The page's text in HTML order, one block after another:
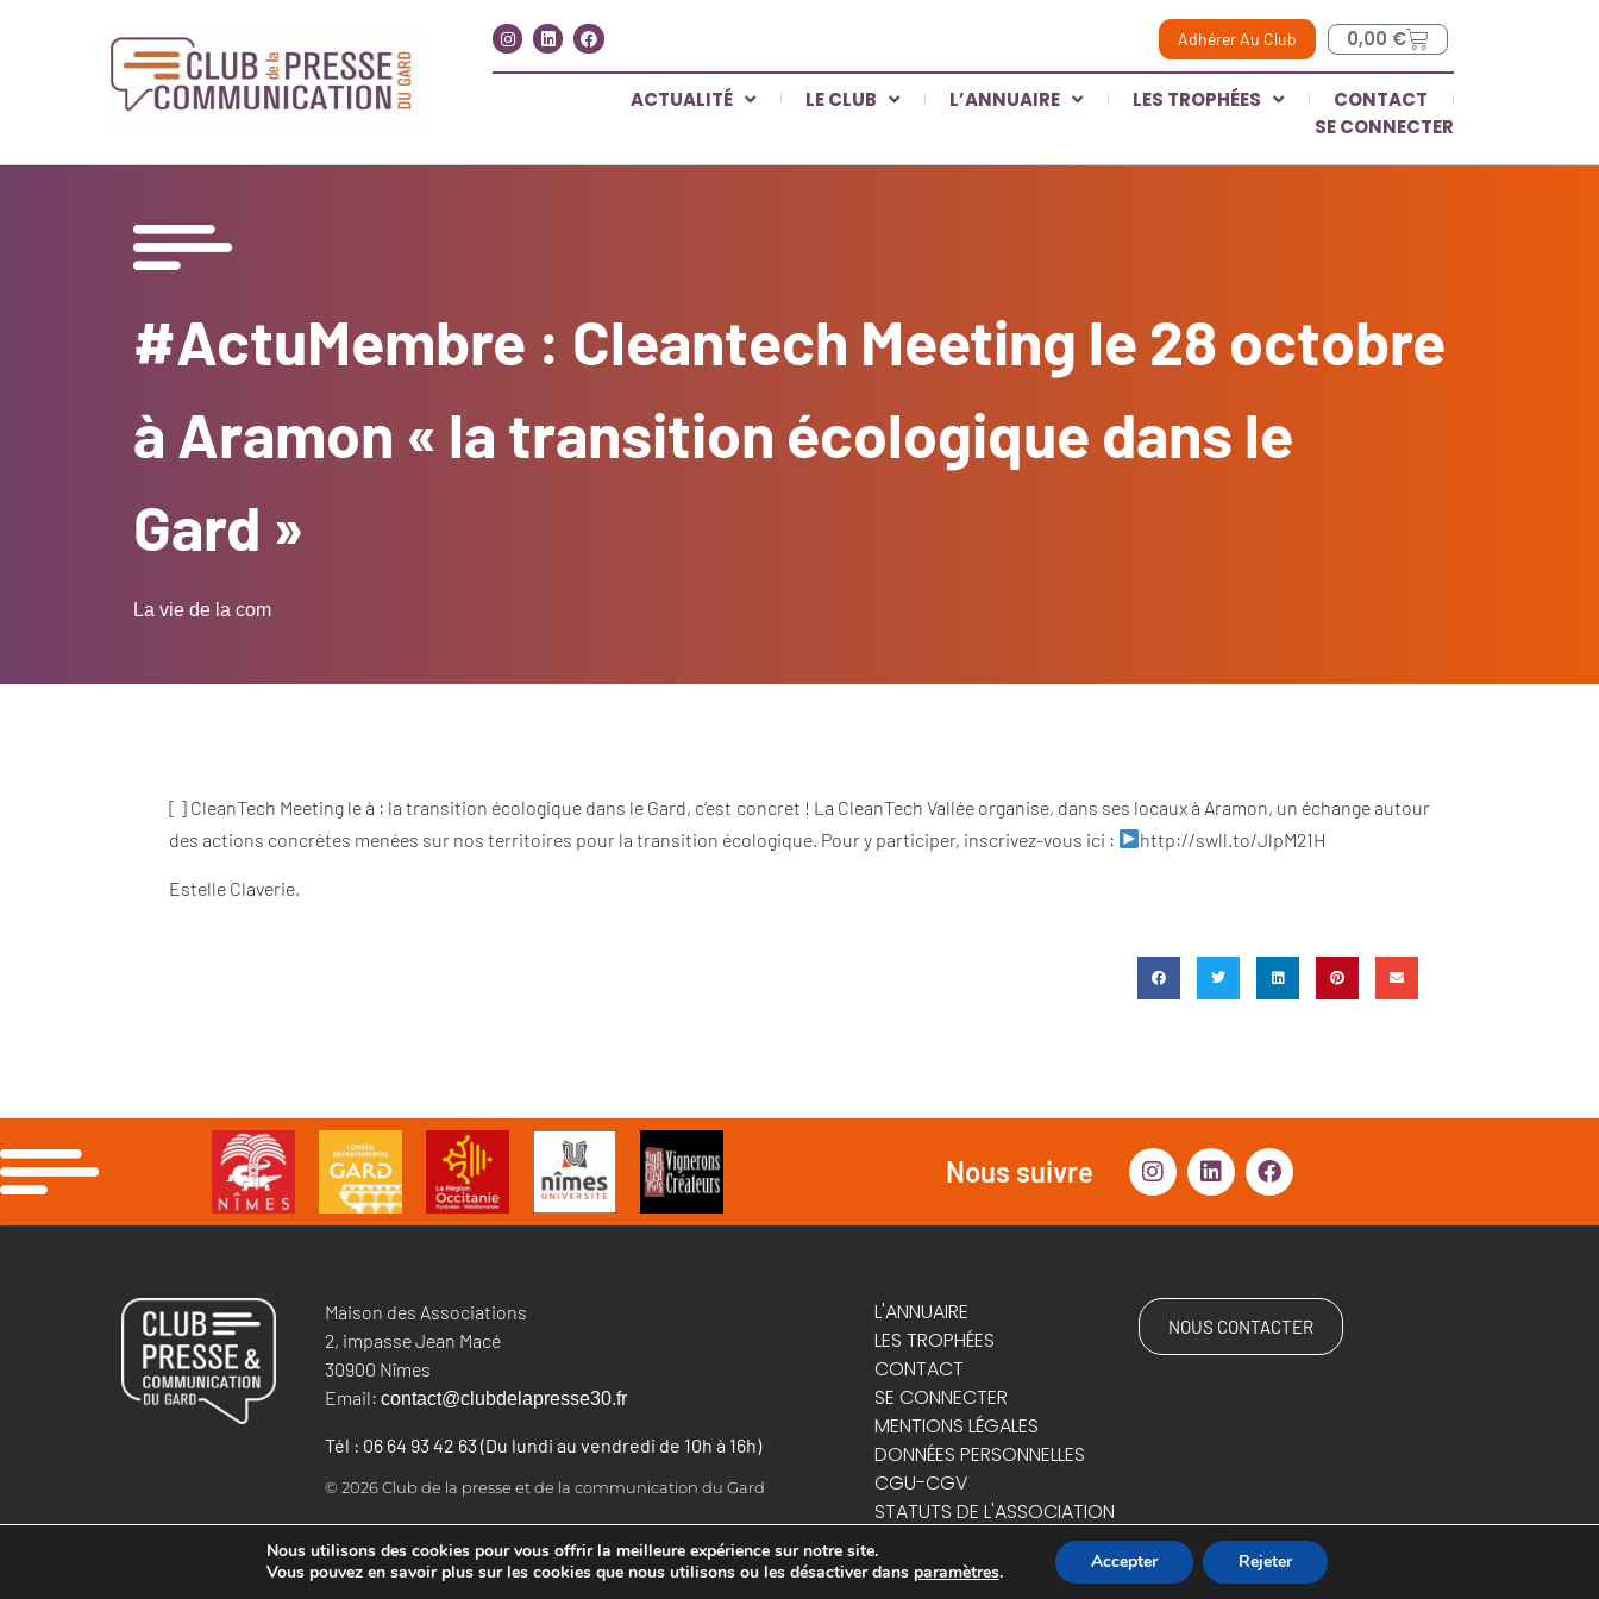
Adhérer Au Club 0,00 €
ACTUALITÉ LE CLUB L’ANNUAIRE LES TROPHÉES
CONTACT
SE CONNECTER
#ActuMembre : Cleantech Meeting le 28 octobre
à Aramon « la transition écologique dans le
Gard »
La vie de la com
[ ] CleanTech Meeting le à : la transition écologique dans le Gard, c’est concret ! La CleanTech Vallée organise, dans ses locaux à Aramon, un échange autour
des actions concrètes menées sur nos territoires pour la transition écologique. Pour y participer, inscrivez-vous ici :
http://swll.to/JlpM21H
Estelle Claverie.
Nous suivre
Maison des Associations
2, impasse Jean Macé
30900 Nîmes
Email: contact@clubdelapresse30.fr
Tél : 06 64 93 42 63 (Du lundi au vendredi de 10h à 16h)
© 2026 Club de la presse et de la communication du Gard
L'ANNUAIRE
LES TROPHÉES
CONTACT
SE CONNECTER
MENTIONS LÉGALES
DONNÉES PERSONNELLES
CGU-CGV
STATUTS DE L'ASSOCIATION
NOUS CONTACTER
Nous utilisons des cookies pour vous offrir la meilleure expérience sur notre site.
Vous pouvez en savoir plus sur les cookies que nous utilisons ou les désactiver dans paramètres. Accepter Rejeter